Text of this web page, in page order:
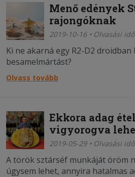
Menő edények
rajongóknak
2019-10-16 • Olvasási
Ki ne akarná egy R2-D2
besamelmártást?
Olvass tovább
Ekkora adag
vigyorogva
2019-05-29 • Olvasási
A török sztárséf munkáját öröm
úgysem lehet, annyira hatalmas